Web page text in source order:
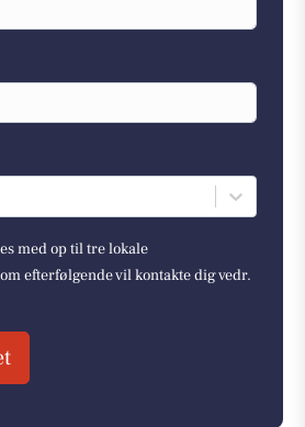
med op til tre lokale
efterfølgende vil kontakte dig vedr.